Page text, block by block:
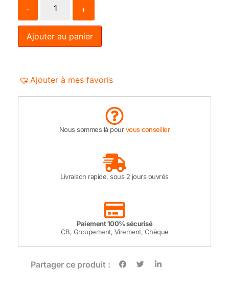
- +
Ajouter au panier
Ajouter à mes favoris
Nous sommes là pourvous conseiller
Livraison rapide, sous 2 jours ouvrés
Paiement 100% sécurisé
CB, Groupement, Virement, Chèque
Partager ce produit :